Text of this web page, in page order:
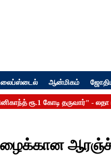
லைப்ஸ்டைல் ஆன்மிகம்